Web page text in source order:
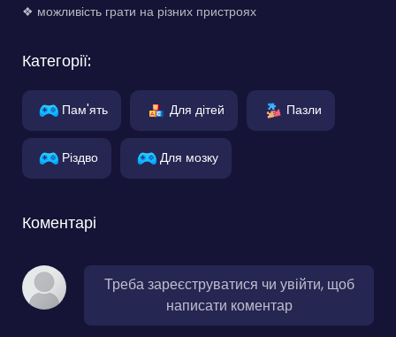
❖ можливість грати на різних пристроях
Категорії:
Пам'ять Для дітей Пазли
Різдво Для мозку
Коментарі
Треба зареєструватися чи увійти, щоб
написати коментар